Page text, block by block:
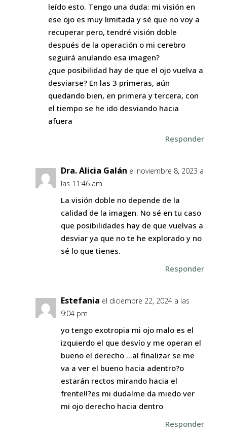
leído esto. Tengo una duda: mi visión en
ese ojo es muy limitada y sé que no voy a
recuperar pero, tendré visión doble
después de la operación o mi cerebro
seguirá anulando esa imagen?
¿que posibilidad hay de que el ojo vuelva a
desviarse? En las 3 primeras, aún
quedando bien, en primera y tercera, con
el tiempo se he ido desviando hacia
afuera
Responder
Dra. Alicia Galán el noviembre 8, 2023 a
las 11:46 am
La visión doble no depende de la
calidad de la imagen. No sé en tu caso
que posibilidades hay de que vuelvas a
desviar ya que no te he explorado y no
sé lo que tienes.
Responder
Estefania el diciembre 22, 2024 a las
9:04 pm
yo tengo exotropia mi ojo malo es el
izquierdo el que desvío y me operan el
bueno el derecho …al finalizar se me
va a ver el bueno hacia adentro?o
estarán rectos mirando hacia el
frente!!?es mi duda!me da miedo ver
mi ojo derecho hacia dentro
Responder